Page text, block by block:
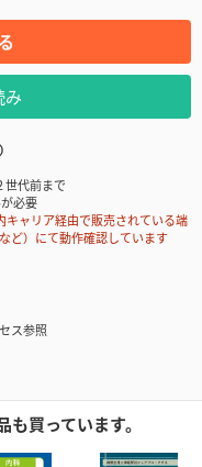
み
世代前まで
必要
ャリア経由で販売されている端
ど）にて動作確認しています
ス参照
買っています。